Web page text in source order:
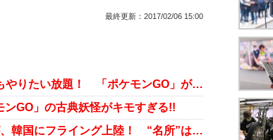
最終更新： 2017/02/06 15:00
“著作権完全無視”の韓国で、企業も自治体もやりたい放題！ 「ポケモンGO」が早くも社会現象から社会問題へ!?
GO」の古典妖怪がキモすぎる!!
全米で旋風を巻き起こす『ポケモンGO』が、韓国にフライング上陸！ “名所”は早くもウハウハ？